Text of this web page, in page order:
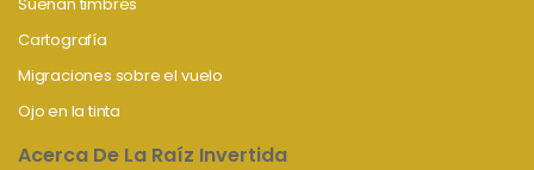
Cartografía
Migraciones sobre el vuelo
Ojo en la tinta
Acerca De La Raíz Invertida